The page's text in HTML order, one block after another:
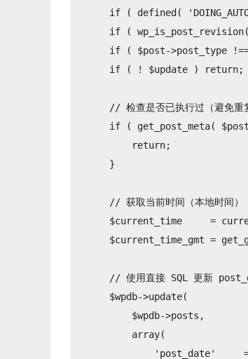
if ( defined(
if (
if ( $post->post_type
    if ( ! $update ) return;
// 检查是否已执行过（避免重
if ( get_post_meta(
        return;
    }
    // 获取当前时间（本地时间）
$current_time     =
$current_time_gmt =
// 使用直接 SQL 更新
    $wpdb->update(
        $wpdb->posts,
        array(
'post_date'